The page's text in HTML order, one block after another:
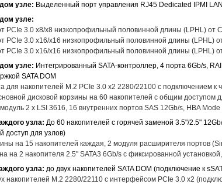
узле: Выделенный порт управления RJ45 Dedicated IPMI
узле:
PCIe 3.0 x8/x8 низкопрофильный половинной длины (LPHL) от
PCIe 3.0 x16/x16 низкопрофильный половинной длины (LPHL)
PCIe 3.0 x16/x16 низкопрофильный половинной длины (LPHL)
узле: Интегрированный SATA-контроллер, 4 порта 6Gb/s,
SATA DOM
для накопителей M.2 PCIe 3.0 x2 2280/22100 с подключением к
дисковой корзины на 60 накопителей с общим доступом
2 x LSI 3616, 16 внутренних портов SAS 12Gb/s, HBA Mode
узла: До 60 накопителей с горячей заменой 3.5"/2.5"
доступ для узлов)
на 15 накопителей каждая, 2 модуля расширителя портов
на 2 накопителя 2.5" SATA3 6Gb/s с фиксированной
узла: до двух накопителей SATA DOM (подключение к
накопителей M.2 2280/22110 с интерфейсом PCIe 3.0 x2